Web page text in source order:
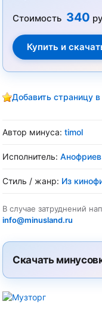
Стоимость 340
Добавить страницу в
Автор минуса: timol
Исполнитель:
Стиль / жанр: Из
В случае затруднений
info@minusland.ru
Скачать